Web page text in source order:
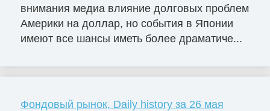
внимания медиа влияние долговых проблем
Америки на доллар, но события в Японии
имеют все шансы иметь более драматиче...
Фондовый рынок, Daily history за 26 мая